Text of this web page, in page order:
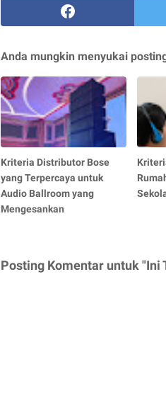
Anda mungkin menyukai
Kriteria Distributor Bose
yang Terpercaya untuk
Audio Ballroom yang
Mengesankan
Posting Komentar untuk "Ini